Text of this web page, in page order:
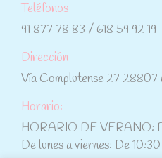
Teléfonos
91 877 78 83 / 618 59 92 19
Dirección
Vía Complutense 27 28807
Horario:
HORARIO DE VERANO:
De lunes a viernes: De